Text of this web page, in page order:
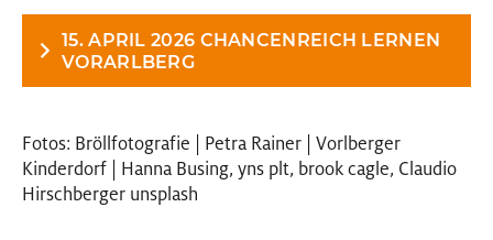
15. APRIL 2026 CHANCENREICH LERNEN
VORARLBERG
Fotos: Bröllfotografie | Petra Rainer | Vorlberger
Kinderdorf | Hanna Busing, yns plt, brook cagle, Claudio
Hirschberger unsplash